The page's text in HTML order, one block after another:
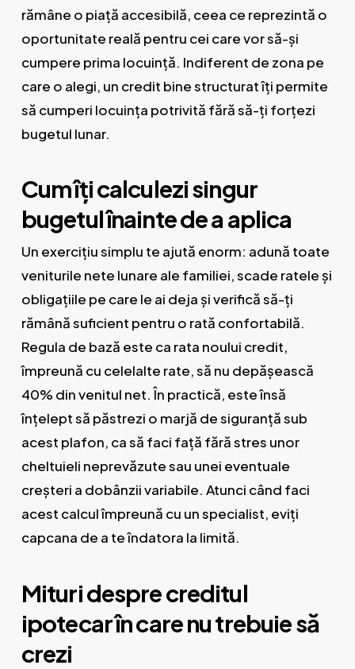
rămâne o piață accesibilă, ceea ce reprezintă o
oportunitate reală pentru cei care vor să-și
cumpere prima locuință. Indiferent de zona pe
care o alegi, un credit bine structurat îți permite
să cumperi locuința potrivită fără să-ți forțezi
bugetul lunar.
Cum îți calculezi singur
bugetul înainte de a aplica
Un exercițiu simplu te ajută enorm: adună toate
veniturile nete lunare ale familiei, scade ratele și
obligațiile pe care le ai deja și verifică să-ți
rămână suficient pentru o rată confortabilă.
Regula de bază este ca rata noului credit,
împreună cu celelalte rate, să nu depășească
40% din venitul net. În practică, este însă
înțelept să păstrezi o marjă de siguranță sub
acest plafon, ca să faci față fără stres unor
cheltuieli neprevăzute sau unei eventuale
creșteri a dobânzii variabile. Atunci când faci
acest calcul împreună cu un specialist, eviți
capcana de a te îndatora la limită.
Mituri despre creditul
ipotecar în care nu trebuie să
crezi